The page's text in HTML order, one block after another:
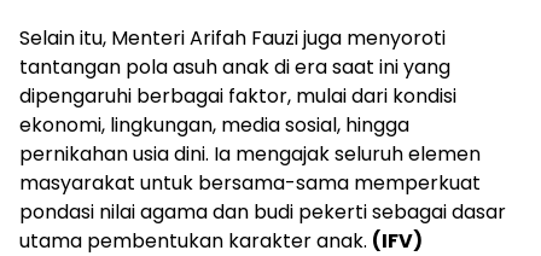
Selain itu, Menteri Arifah Fauzi juga menyoroti
tantangan pola asuh anak di era saat ini yang
dipengaruhi berbagai faktor, mulai dari kondisi
ekonomi, lingkungan, media sosial, hingga
pernikahan usia dini. Ia mengajak seluruh elemen
masyarakat untuk bersama-sama memperkuat
pondasi nilai agama dan budi pekerti sebagai dasar
utama pembentukan karakter anak. (IFV)